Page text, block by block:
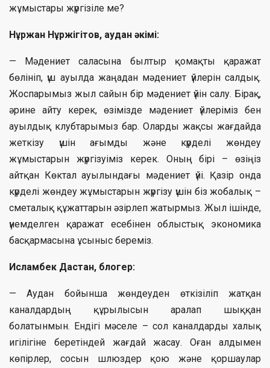
жұмыстары жүргізіле ме?
Нұржан Нұржігітов, аудан әкімі:
— Мәдениет саласына былтыр қомақты қаражат
бөлініп, үш ауылда жаңадан мәдениет үйлерін салдық.
Жоспарымыз жыл сайын бір мәдениет үйін салу. Бірақ,
әрине айту керек, өзімізде мәдениет үйлеріміз бен
ауылдық клубтарымыз бар. Оларды жақсы жағдайда
жеткізу үшін ағымды және күрделі жөндеу
жұмыстарын жүргізуіміз керек. Оның бірі – өзіңіз
айтқан Көктал ауылындағы мәдениет үйі. Қазір онда
күрделі жөндеу жұмыстарын жүргізу үшін біз жобалық –
сметалық құжаттарын әзірлеп жатырмыз. Жыл ішінде,
үнемделген қаражат есебінен облыстық экономика
басқармасына ұсыныс береміз.
Исламбек Дастан, блогер:
— Аудан бойынша жөндеуден өткізіліп жатқан
каналдардың құрылысын аралап шыққан
болатынмын. Ендігі мәселе – сол каналдарды халық
игілігіне беретіндей жағдай жасау. Оған алдымен
көпірлер, сосын шлюздер қою және қоршаулар